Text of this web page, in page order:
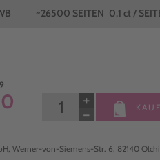
~26500 SEITEN 0,1 ct /
−
+
Werner-von-Siemens-Str. 6, 82140